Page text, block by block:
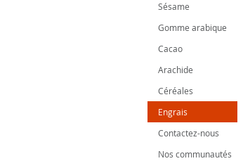
Sésame
Gomme arabique
Cacao
Arachide
Céréales
Engrais
Contactez-nous
Nos communautés